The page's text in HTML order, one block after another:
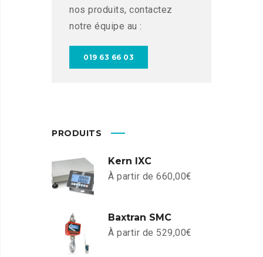
nos produits, contactez
notre équipe au :
019 63 66 03
PRODUITS
Kern IXC
À partir de 660,00€
Baxtran SMC
À partir de 529,00€